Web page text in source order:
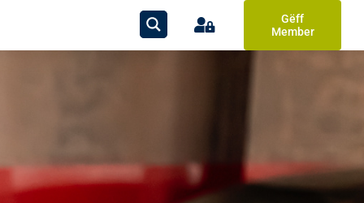
Gëff
Member